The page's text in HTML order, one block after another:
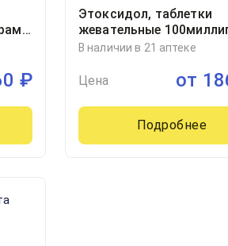
₽
Этоксидол, таблетки
жевательные
блистер, 50, Синтез ОАО,
В наличии в 21 аптеке
Цена от
Подробнее